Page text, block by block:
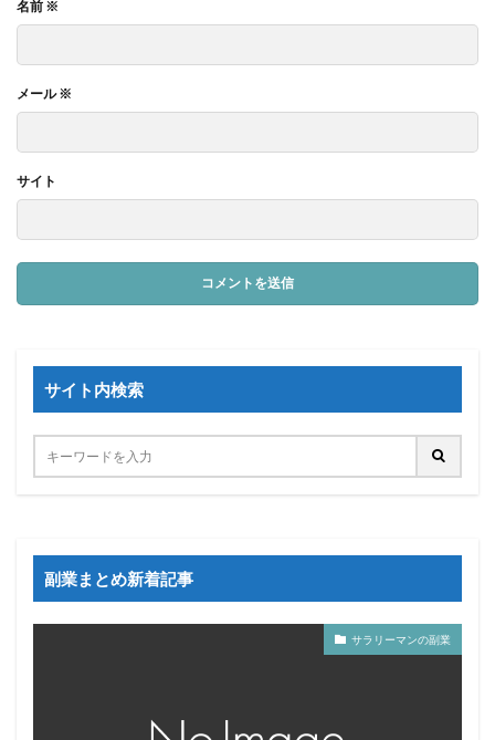
名前 ※
メール※
サイト
サイト内検索
副業まとめ新着記事
サラリーマンの副業